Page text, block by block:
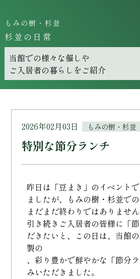
もみの樹・杉並
杉並の日常
当館での様々な催しや
ご入居者の暮らしをご紹介
2026年02月03日 もみの樹・杉並
特別な節分ランチ
昨日は「豆まき」のイベント
ましたが、もみの樹・杉並で
まだまだ終わりではありません
引き続きご入居者の皆様に「
だきたいと、この日は、当館
製の
、彩り豊かで鮮やかな「節分
みいただきました。